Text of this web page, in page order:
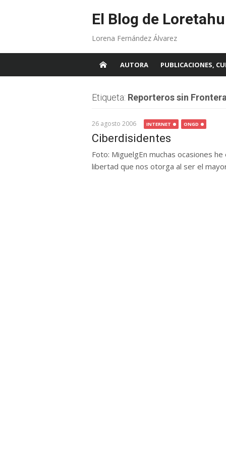
El Blog de
Lorena Fernández Álvarez
AUTORA PUBLICACIONES,
Etiqueta: Reporteros sin
26 agosto 2006 INTERNET ONGD
Ciberdisidentes
Foto: MiguelgEn muchas ocasiones
libertad que nos otorga al ser el